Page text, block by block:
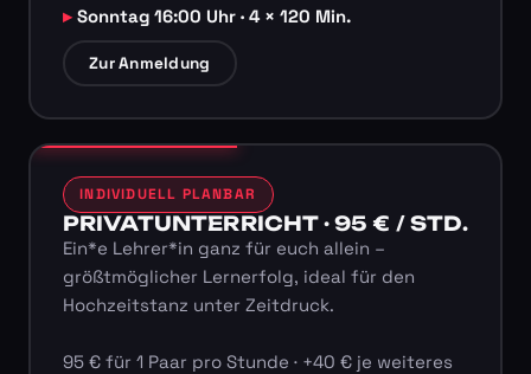
Sonntag 16:00 Uhr · 4 × 120 Min.
Zur Anmeldung
INDIVIDUELL PLANBAR
PRIVATUNTERRICHT · 95 € / STD.
Ein*e Lehrer*in ganz für euch allein –
größtmöglicher Lernerfolg, ideal für den
Hochzeitstanz unter Zeitdruck.
95 € für 1 Paar pro Stunde · +40 € je weiteres